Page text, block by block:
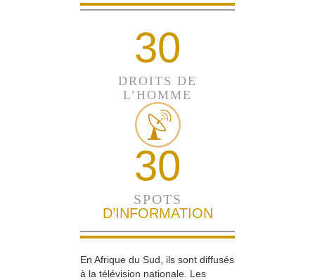
30
DROITS DE
L’HOMME
30
SPOTS
D’INFORMATION
En Afrique du Sud, ils sont diffusés
à la télévision nationale. Les